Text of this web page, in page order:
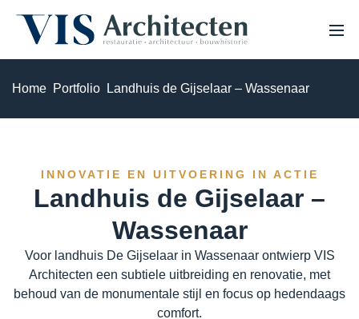
HOME
PROJECTEN
Monumenten & erfgoed
Haalbaarheidsstudie & analyse
Bouwhistorisch onderzoek & waardestelling
NIEUWS
Home Portfolio Landhuis de Gijselaar – Wassenaar
INNOVATIE EN UITVOERING IN ACTIE
Landhuis de Gijselaar –
Wassenaar
Voor landhuis De Gijselaar in Wassenaar ontwierp VIS
Architecten een subtiele uitbreiding en renovatie, met
behoud van de monumentale stijl en focus op hedendaags
comfort.